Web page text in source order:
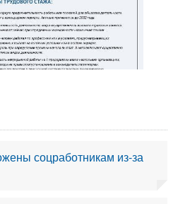
соцработникам из-за